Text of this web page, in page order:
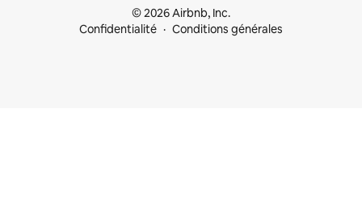
© 2026 Airbnb, Inc.
Confidentialité
Conditions générales